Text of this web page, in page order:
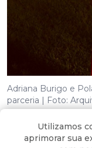
Adriana Burigo e
parceria | Foto:
Utilizamos
aprimorar sua